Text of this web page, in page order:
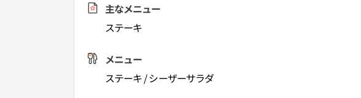
主なメニュー
ステーキ
メニュー
ステーキ / シーザーサラダ